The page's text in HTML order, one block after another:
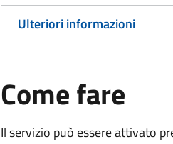
Ulteriori informazioni
Come fare
Il servizio può essere attivato